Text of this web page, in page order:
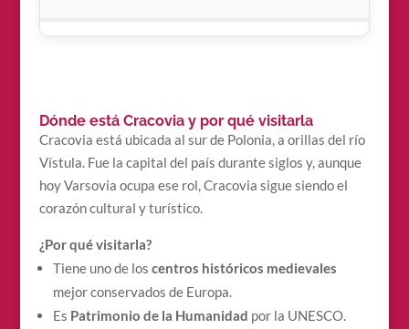
Dónde está Cracovia y por qué visitarla
Cracovia está ubicada al sur de Polonia, a orillas del río
Vístula. Fue la capital del país durante siglos y, aunque
hoy Varsovia ocupa ese rol, Cracovia sigue siendo el
corazón cultural y turístico.
¿Por qué visitarla?
Tiene uno de los centros históricos medievales
mejor conservados de Europa.
Es Patrimonio de la Humanidad por la UNESCO.